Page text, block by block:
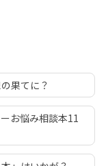
果てに？
お悩み相談本11